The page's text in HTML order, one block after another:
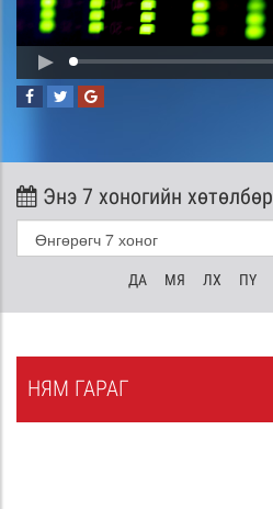
Энэ 7 хоногийн хөтөлбөр
ДА МЯ ЛХ ПҮ
НЯМ ГАРАГ